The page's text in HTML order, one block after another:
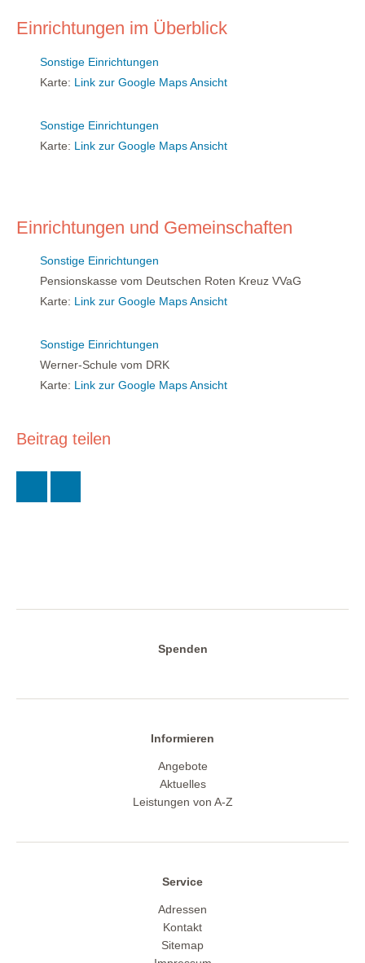
Einrichtungen im Überblick
Sonstige Einrichtungen
Karte: Link zur Google Maps Ansicht
Sonstige Einrichtungen
Karte: Link zur Google Maps Ansicht
Einrichtungen und Gemeinschaften
Sonstige Einrichtungen
Pensionskasse vom Deutschen Roten Kreuz VVaG
Karte: Link zur Google Maps Ansicht
Sonstige Einrichtungen
Werner-Schule vom DRK
Karte: Link zur Google Maps Ansicht
Beitrag teilen
Spenden
Informieren
Angebote
Aktuelles
Leistungen von A-Z
Service
Adressen
Kontakt
Sitemap